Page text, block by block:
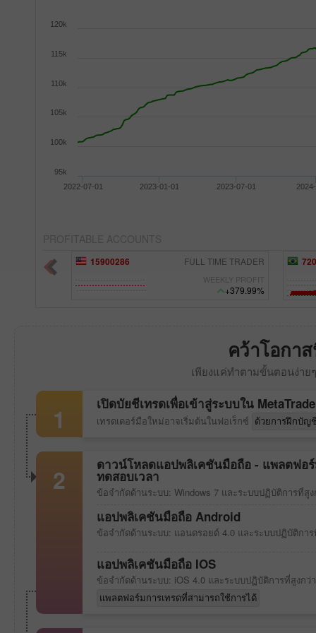
2022-07-01 2023-01-01 2023-07-01
95k
100k
105k
110k
115k
120k
with a limiter 15900286 FULL TIME TRADER
WEEKLY PROFIT
+379.99%
คว้าโอกา
เพียงแค่ทำตามขั้นตอนง่าย
1 เปิดบัยชีเทรดเพื่อเข้าสู่ระบบใน
เทรดเดอร์มือใหม่อาจเริ่มต้นในฟอเร็กซ์ ด้วยการฝึกบัญ
2 ดาวน์โหลดแอปพลิเคชันมือถือ - แพลตฟอ
ทดสอบเวลา
ข้อจำกัดด้านระบบ: Windows 7 และระบบปฏิบัติการที่สู
แอปพลิเคชันมือถือ Android
ข้อจำกัดด้านระบบ: แอนดรอยด์ 4.0 และระบบปฏิบัติกา
แอปพลิเคชันมือถือ IOS
ข้อจำกัดด้านระบบ: iOS 4.0 และระบบปฏิบัติการที่สูงกว่
แพลตฟอร์มการเทรดที่สามารถใช้การได้